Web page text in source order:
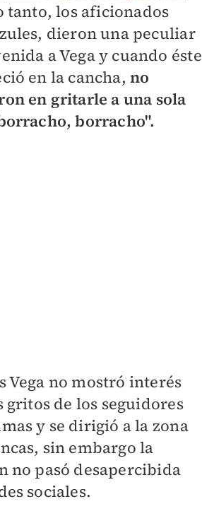
tanto, los aficionados
dieron una peculiar
a Vega y cuando éste
en la cancha,no
en gritarle a una sola
borracho".
Vega no mostró interés
gritos de los seguidores
y se dirigió a la zona
sin embargo la
no pasó desapercibida
sociales.